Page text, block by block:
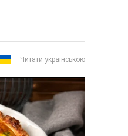
Читати українською